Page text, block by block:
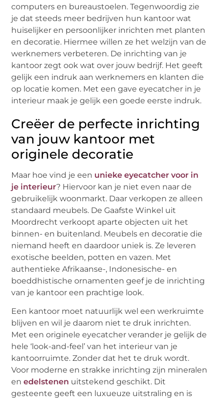
computers en bureaustoelen. Tegenwoordig zie
je dat steeds meer bedrijven hun kantoor wat
huiselijker en persoonlijker inrichten met planten
en decoratie. Hiermee willen ze het welzijn van de
werknemers verbeteren. De inrichting van je
kantoor zegt ook wat over jouw bedrijf. Het geeft
gelijk een indruk aan werknemers en klanten die
op locatie komen. Met een gave eyecatcher in je
interieur maak je gelijk een goede eerste indruk.
Creëer de perfecte inrichting
van jouw kantoor met
originele decoratie
Maar hoe vind je een unieke eyecatcher voor in
je interieur? Hiervoor kan je niet even naar de
gebruikelijk woonmarkt. Daar verkopen ze alleen
standaard meubels. De Gaafste Winkel uit
Moordrecht verkoopt aparte objecten uit het
binnen- en buitenland. Meubels en decoratie die
niemand heeft en daardoor uniek is. Ze leveren
exotische beelden, potten en vazen. Met
authentieke Afrikaanse-, Indonesische- en
boeddhistische ornamenten geef je de inrichting
van je kantoor een prachtige look.
Een kantoor moet natuurlijk wel een werkruimte
blijven en wil je daarom niet te druk inrichten.
Met een originele eyecatcher verander je gelijk de
hele ‘look-and-feel’ van het interieur van je
kantoorruimte. Zonder dat het te druk wordt.
Voor moderne en strakke inrichting zijn mineralen
enedelstenen uitstekend geschikt. Dit
gesteente geeft een luxueuze uitstraling en is